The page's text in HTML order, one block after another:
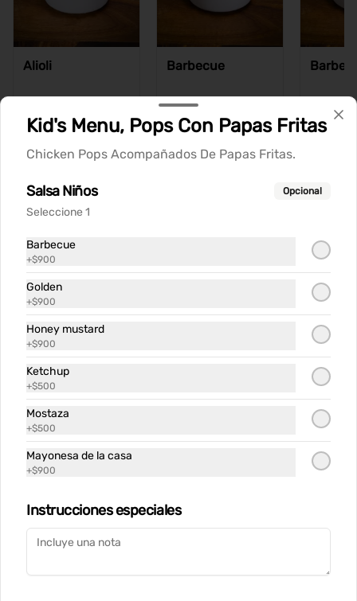
Alioli
$900
Barbecue
$900 $900
Conócenos
Despacho
Términos y condiciones
Política de privacidad
Redes sociales
Instagram
Mi cuenta
Iniciar sesión
Kid's Menu, Pops Con Papas Fritas
Chicken Pops Acompañados De Papas Fritas.
Salsa Niños Opcional
Seleccione 1
Barbecue
+$900
Golden
+$900
Honey mustard
+$900
Ketchup
+$500
Mostaza
+$500
Mayonesa de la casa
+$900
Instrucciones especiales